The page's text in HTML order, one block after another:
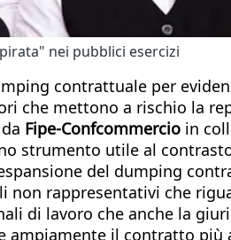
nei pubblici esercizi
contrattuale per
che mettono a rischio la
Fipe-Confcommercio in
strumento utile al
del dumping
rappresentativi che
di lavoro che anche la
ampiamente il contratto